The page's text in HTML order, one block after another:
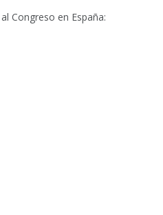
Congreso en España: